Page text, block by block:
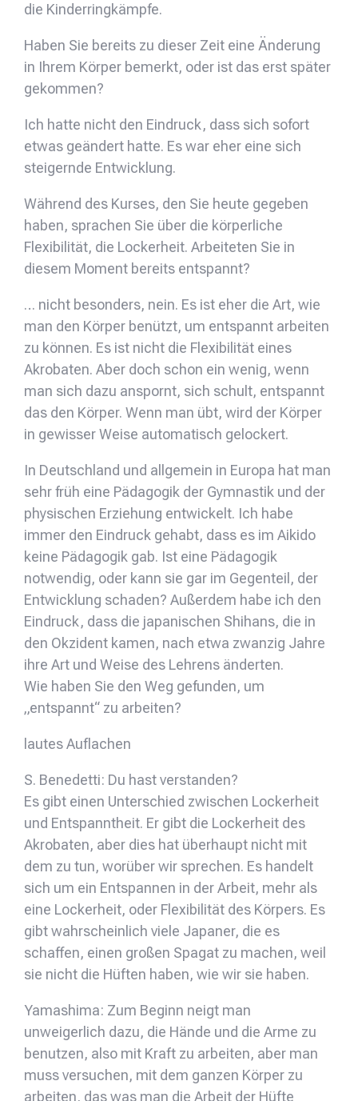
die Kinderringkämpfe.
Haben Sie bereits zu dieser Zeit eine Änderung
in Ihrem Körper bemerkt, oder ist das erst später
gekommen?
Ich hatte nicht den Eindruck, dass sich sofort
etwas geändert hatte. Es war eher eine sich
steigernde Entwicklung.
Während des Kurses, den Sie heute gegeben
haben, sprachen Sie über die körperliche
Flexibilität, die Lockerheit. Arbeiteten Sie in
diesem Moment bereits entspannt?
… nicht besonders, nein. Es ist eher die Art, wie
man den Körper benützt, um entspannt arbeiten
zu können. Es ist nicht die Flexibilität eines
Akrobaten. Aber doch schon ein wenig, wenn
man sich dazu anspornt, sich schult, entspannt
das den Körper. Wenn man übt, wird der Körper
in gewisser Weise automatisch gelockert.
In Deutschland und allgemein in Europa hat man
sehr früh eine Pädagogik der Gymnastik und der
physischen Erziehung entwickelt. Ich habe
immer den Eindruck gehabt, dass es im Aikido
keine Pädagogik gab. Ist eine Pädagogik
notwendig, oder kann sie gar im Gegenteil, der
Entwicklung schaden? Außerdem habe ich den
Eindruck, dass die japanischen Shihans, die in
den Okzident kamen, nach etwa zwanzig Jahre
ihre Art und Weise des Lehrens änderten.
Wie haben Sie den Weg gefunden, um
„entspannt“ zu arbeiten?
lautes Auflachen
S. Benedetti: Du hast verstanden?
Es gibt einen Unterschied zwischen Lockerheit
und Entspanntheit. Er gibt die Lockerheit des
Akrobaten, aber dies hat überhaupt nicht mit
dem zu tun, worüber wir sprechen. Es handelt
sich um ein Entspannen in der Arbeit, mehr als
eine Lockerheit, oder Flexibilität des Körpers. Es
gibt wahrscheinlich viele Japaner, die es
schaffen, einen großen Spagat zu machen, weil
sie nicht die Hüften haben, wie wir sie haben.
Yamashima: Zum Beginn neigt man
unweigerlich dazu, die Hände und die Arme zu
benutzen, also mit Kraft zu arbeiten, aber man
muss versuchen, mit dem ganzen Körper zu
arbeiten, das was man die Arbeit der Hüfte